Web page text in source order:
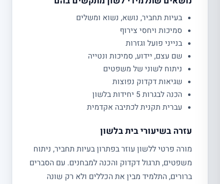
בעיות תחביר, נושא, נשוא ומשלים
סמיכות ויחסי צירוף
בנייני פועל וגזרות
שם עצם, יידוע, סמיכות ונטייה
ניתוח לשוני של משפטים
שגיאות דקדוק נפוצות
הכנה לבגרות 5 יחידות בלשון
עברית תקנית לכתיבה אקדמית
עזרה בשיעורי בית בלשון
מורה פרטי ללשון עוזר בפתרון בעיות תחביר, ניתוח
משפטים, תרגול דקדוק והכנה למבחנים. עם הסברים
ברורים, התלמיד מבין את הכללים ולא רק שונה